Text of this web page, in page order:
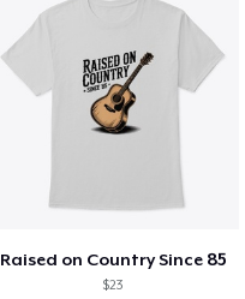
Raised on Country Since 85
$23